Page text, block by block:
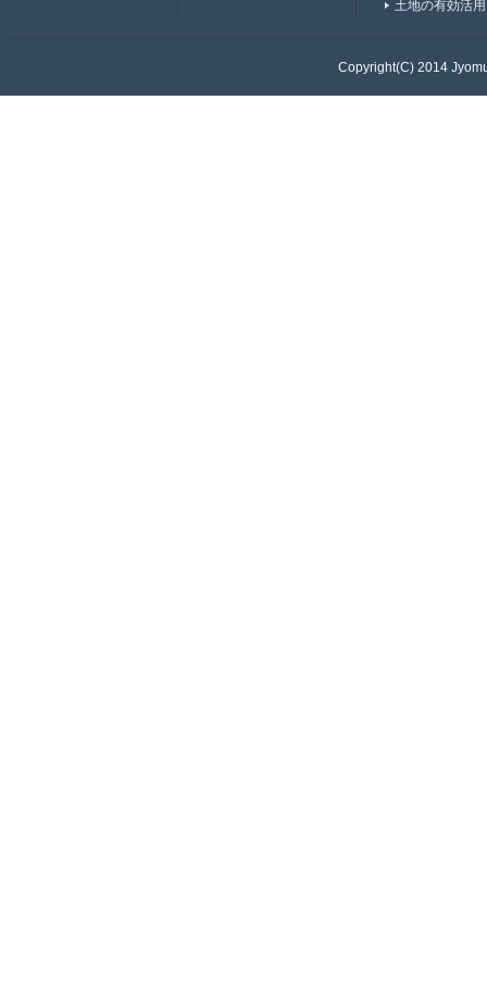
土地の有効活用
Copyright(C) 2014